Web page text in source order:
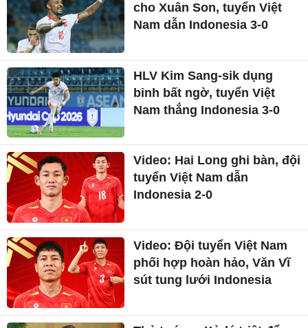
cho Xuân Son, tuyển Việt
Nam dẫn Indonesia 3-0
HLV Kim Sang-sik dụng
binh bất ngờ, tuyển Việt
Nam thắng Indonesia 3-0
Video: Hai Long ghi bàn, đội
tuyển Việt Nam dẫn
Indonesia 2-0
Video: Đội tuyển Việt Nam
phối hợp hoàn hảo, Văn Vĩ
sút tung lưới Indonesia